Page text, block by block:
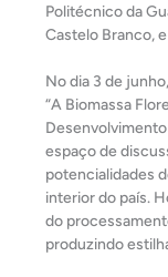
Politécnico da
Castelo Branco,
No dia 3 de
“A Biomassa
espaço de
potencialidades
interior do país.
do
produzindo